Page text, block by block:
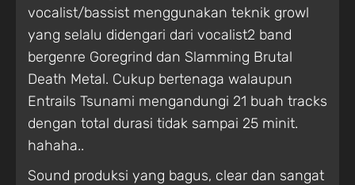
vocalist/bassist menggunakan teknik growl
yang selalu didengari dari vocalist2 band
bergenre Goregrind dan Slamming Brutal
Death Metal. Cukup bertenaga walaupun
Entrails Tsunami mengandungi 21 buah tracks
dengan total durasi tidak sampai 25 minit.
hahaha..
Sound produksi yang bagus, clear dan sangat